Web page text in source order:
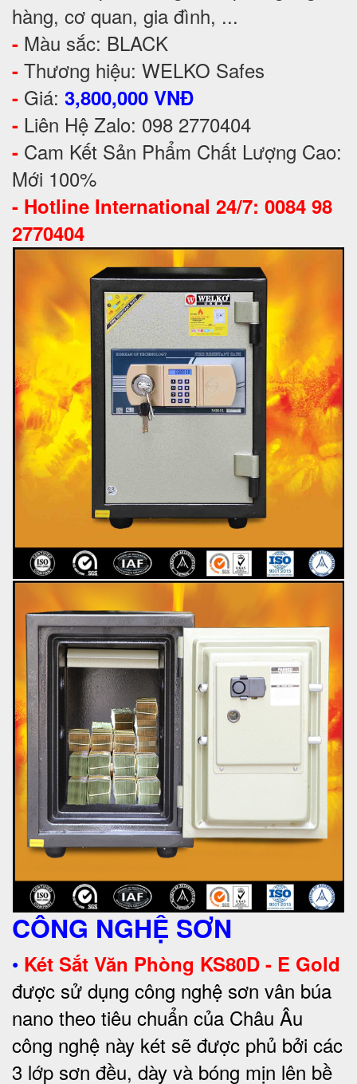
hàng, cơ quan, gia đình, ...
- Màu sắc: BLACK
- Thương hiệu: WELKO Safes
- Giá: 3,800,000 VNĐ
- Liên Hệ Zalo: 098 2770404
- Cam Kết Sản Phẩm Chất Lượng Cao:
Mới 100%
- Hotline International 24/7: 0084 98
2770404
CÔNG NGHỆ SƠN
• Két Sắt Văn Phòng KS80D - E Gold
được sử dụng công nghệ sơn vân búa
nano theo tiêu chuẩn của Châu Âu
công nghệ này két sẽ được phủ bởi các
3 lớp sơn đều, dày và bóng mịn lên bề